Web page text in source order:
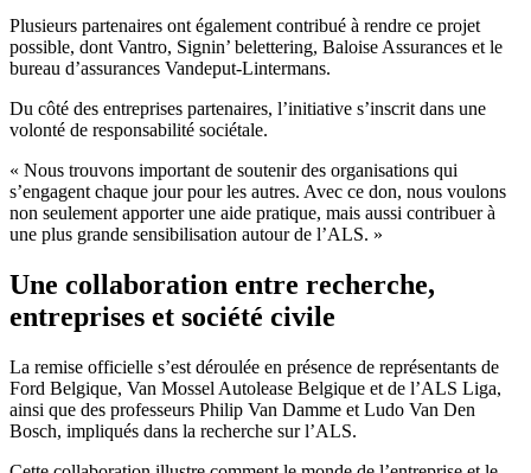
Plusieurs partenaires ont également contribué à rendre ce projet
possible, dont Vantro, Signin’ belettering, Baloise Assurances et le
bureau d’assurances Vandeput-Lintermans.
Du côté des entreprises partenaires, l’initiative s’inscrit dans une
volonté de responsabilité sociétale.
« Nous trouvons important de soutenir des organisations qui
s’engagent chaque jour pour les autres. Avec ce don, nous voulons
non seulement apporter une aide pratique, mais aussi contribuer à
une plus grande sensibilisation autour de l’ALS. »
Une collaboration entre recherche,
entreprises et société civile
La remise officielle s’est déroulée en présence de représentants de
Ford Belgique, Van Mossel Autolease Belgique et de l’ALS Liga,
ainsi que des professeurs Philip Van Damme et Ludo Van Den
Bosch, impliqués dans la recherche sur l’ALS.